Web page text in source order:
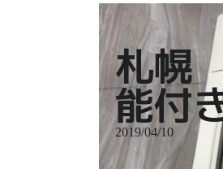
札幌
能付
2019/04/10